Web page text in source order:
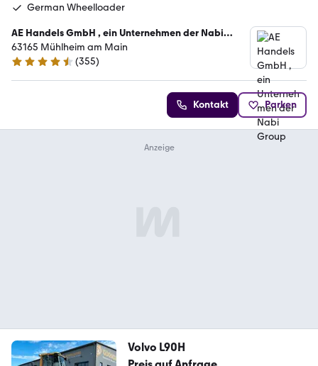
German Wheelloader
AE Handels GmbH , ein Unternehmen der Nabi
Group
63165 Mühlheim am Main
4.4 Sterne
(355)
Kontakt Parken
Volvo L90H